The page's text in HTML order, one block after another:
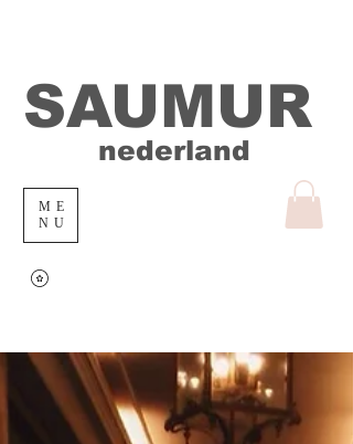
SAUMUR
nederland
ME
NU